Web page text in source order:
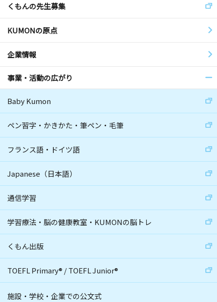
くもんの先生募集
KUMONの原点
企業情報
事業・活動の広がり
Baby Kumon
ペン習字・かきかた・筆ペン・毛筆
フランス語・ドイツ語
Japanese（日本語）
通信学習
学習療法・脳の健康教室・KUMONの脳トレ
くもん出版
TOEFL Primary® /TOEFL Junior®
施設・学校・企業での公文式